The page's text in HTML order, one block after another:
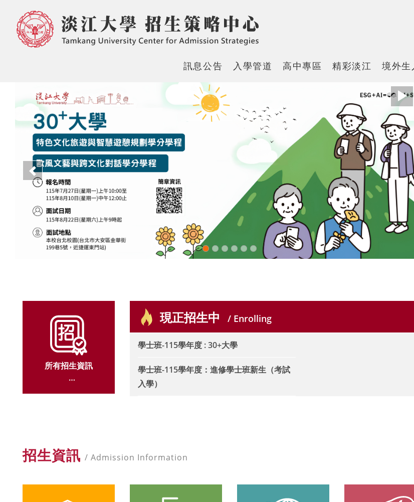
訊息公告 入學管道 高中專區 精彩淡江 境外生
上一頁
所有招生資訊
現正招生中 / Enrolling
學士班-115學年度 : 30+大學
學士班-115學年度：進修學士班新生（考試
入學）
招生資訊 / Admission Information